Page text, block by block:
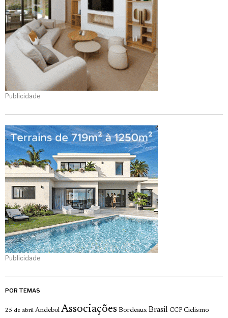
Publicidade
Publicidade
POR TEMAS
25 de abril Andebol Associações Bordeaux Brasil CCP Ciclismo